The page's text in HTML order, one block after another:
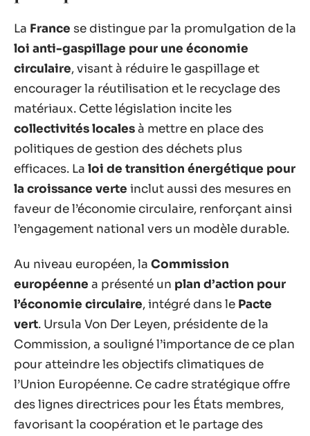
La France se distingue par la promulgation de la
loi anti-gaspillage pour une économie
circulaire, visant à réduire le gaspillage et
encourager la réutilisation et le recyclage des
matériaux. Cette législation incite les
collectivités localesà mettre en place des
politiques de gestion des déchets plus
efficaces. La loi de transition énergétique pour
la croissance verte inclut aussi des mesures en
faveur de l’économie circulaire, renforçant ainsi
l’engagement national vers un modèle durable.
Au niveau européen, la Commission
européenne a présenté un plan d’action pour
l’économie circulaire, intégré dans le Pacte
vert. Ursula Von Der Leyen, présidente de la
Commission, a souligné l’importance de ce plan
pour atteindre les objectifs climatiques de
l’Union Européenne. Ce cadre stratégique offre
des lignes directrices pour les États membres,
favorisant la coopération et le partage des